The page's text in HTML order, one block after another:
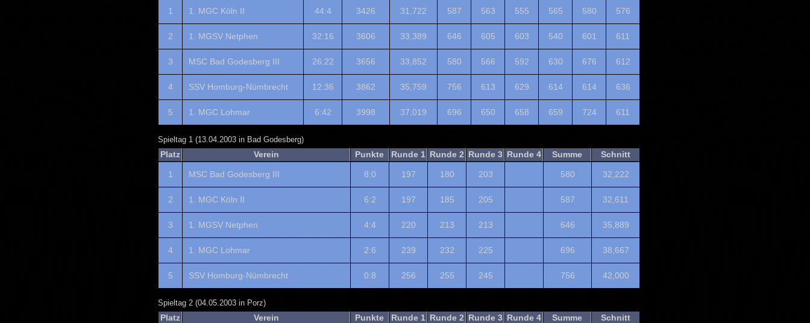
1 1. MGC Köln II 44:4 3426 31,722 587 563 555 565 580 576
2 1. MGSV Netphen 32:16 3606 33,389 646 605 603 540 601 611
3 MSC Bad Godesberg III 26:22 3656 33,852 580 566 592 630 676 612
4 SSV Homburg-Nümbrecht 12:36 3862 35,759 756 613 629 614 614 636
5 1. MGC Lohmar 6:42 3998 37,019 696 650 658 659 724 611
Spieltag 1 (13.04.2003 in Bad Godesberg)
Platz Verein Punkte Runde 1 Runde 2 Runde 3 Runde 4 Summe Schnitt
1 MSC Bad Godesberg III 8:0 197 180 203 580 32,222
2 1. MGC Köln II 6:2 197 185 205 587 32,611
3 1. MGSV Netphen 4:4 220 213 213 646 35,889
4 1. MGC Lohmar 2:6 239 232 225 696 38,667
5 SSV Homburg-Nümbrecht 0:8 256 255 245 756 42,000
Spieltag 2 (04.05.2003 in Porz)
Platz Verein Punkte Runde 1 Runde 2 Runde 3 Runde 4 Summe Schnitt